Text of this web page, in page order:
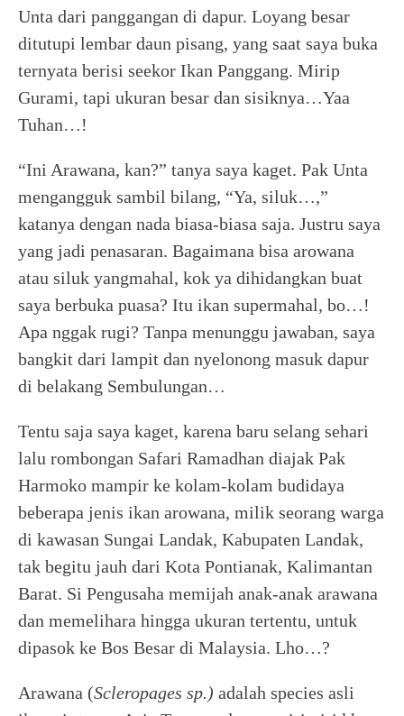
Unta dari panggangan di dapur. Loyang besar
ditutupi lembar daun pisang, yang saat saya buka
ternyata berisi seekor Ikan Panggang. Mirip
Gurami, tapi ukuran besar dan sisiknya…Yaa
Tuhan…!
“Ini Arawana, kan?” tanya saya kaget. Pak Unta
mengangguk sambil bilang, “Ya, siluk…,”
katanya dengan nada biasa-biasa saja. Justru saya
yang jadi penasaran. Bagaimana bisa arowana
atau siluk yangmahal, kok ya dihidangkan buat
saya berbuka puasa? Itu ikan supermahal, bo…!
Apa nggak rugi? Tanpa menunggu jawaban, saya
bangkit dari lampit dan nyelonong masuk dapur
di belakang Sembulungan…
Tentu saja saya kaget, karena baru selang sehari
lalu rombongan Safari Ramadhan diajak Pak
Harmoko mampir ke kolam-kolam budidaya
beberapa jenis ikan arowana, milik seorang warga
di kawasan Sungai Landak, Kabupaten Landak,
tak begitu jauh dari Kota Pontianak, Kalimantan
Barat. Si Pengusaha memijah anak-anak arawana
dan memelihara hingga ukuran tertentu, untuk
dipasok ke Bos Besar di Malaysia. Lho…?
Arawana (Scleropages sp.) adalah species asli